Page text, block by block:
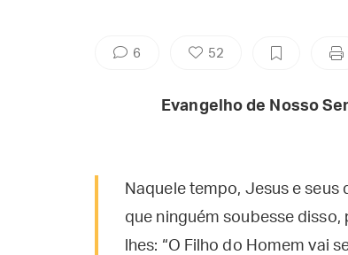
6 52
Evangelho de Nosso
Naquele tempo, Jesus e seus
que ninguém soubesse disso,
lhes: “O Filho do Homem vai